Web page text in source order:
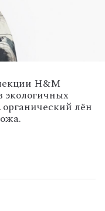
H&M
экологичных
лён